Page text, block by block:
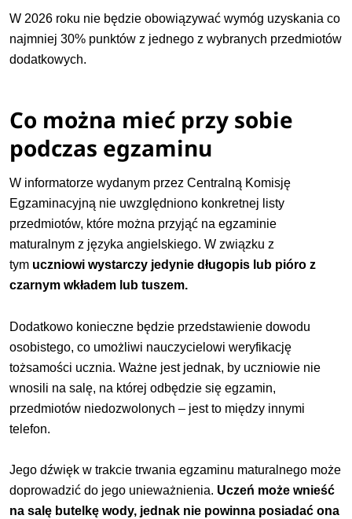
W 2026 roku nie będzie obowiązywać wymóg uzyskania co
najmniej 30% punktów z jednego z wybranych przedmiotów
dodatkowych.
Co można mieć przy sobie
podczas egzaminu
W informatorze wydanym przez Centralną Komisję
Egzaminacyjną nie uwzględniono konkretnej listy
przedmiotów, które można przyjąć na egzaminie
maturalnym z języka angielskiego. W związku z
tym uczniowi wystarczy jedynie długopis lub pióro z
czarnym wkładem lub tuszem.
Dodatkowo konieczne będzie przedstawienie dowodu
osobistego, co umożliwi nauczycielowi weryfikację
tożsamości ucznia. Ważne jest jednak, by uczniowie nie
wnosili na salę, na której odbędzie się egzamin,
przedmiotów niedozwolonych – jest to między innymi
telefon.
Jego dźwięk w trakcie trwania egzaminu maturalnego może
doprowadzić do jego unieważnienia. Uczeń może wnieść
na salę butelkę wody, jednak nie powinna posiadać ona